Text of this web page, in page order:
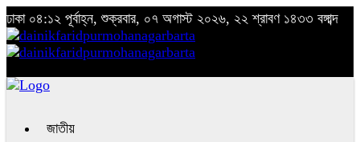
ঢাকা ০৪:১২ পূর্বাহ্ন, শুক্রবার, ০৭ অগাস্ট ২০২৬, ২২ শ্রাবণ ১৪৩৩ বঙ্গাব্দ
জাতীয়